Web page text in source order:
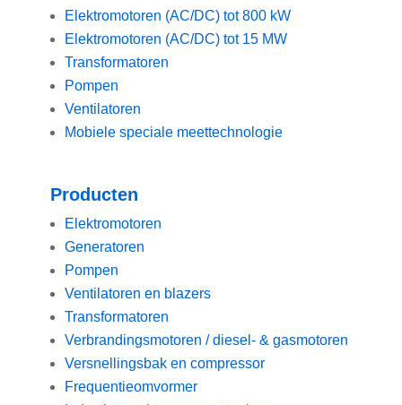
Elektromotoren (AC/DC) tot 800 kW
Elektromotoren (AC/DC) tot 15 MW
Transformatoren
Pompen
Ventilatoren
Mobiele speciale meettechnologie
Producten
Elektromotoren
Generatoren
Pompen
Ventilatoren en blazers
Transformatoren
Verbrandingsmotoren / diesel- & gasmotoren
Versnellingsbak en compressor
Frequentieomvormer